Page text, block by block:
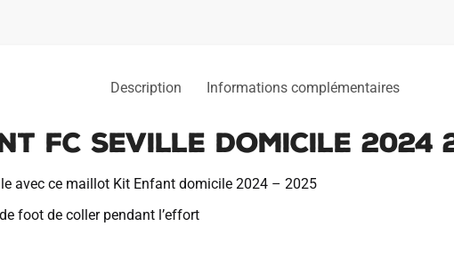
Description Informations complémentaires
FC Seville Domicile 2024
avec ce maillot Kit Enfant domicile 2024 – 2025
foot de coller pendant l’effort